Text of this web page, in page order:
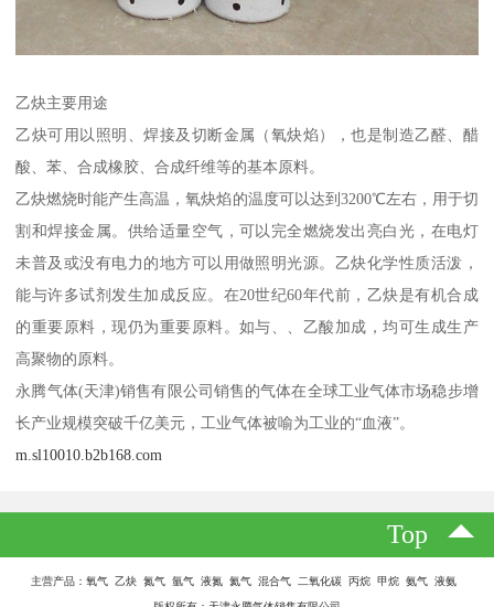
乙炔主要用途
乙炔可用以照明、焊接及切断金属（氧炔焰），也是制造乙醛、醋
酸、苯、合成橡胶、合成纤维等的基本原料。
乙炔燃烧时能产生高温，氧炔焰的温度可以达到3200℃左右，用于切
割和焊接金属。供给适量空气，可以完全燃烧发出亮白光，在电灯
未普及或没有电力的地方可以用做照明光源。乙炔化学性质活泼，
能与许多试剂发生加成反应。在20世纪60年代前，乙炔是有机合成
的重要原料，现仍为重要原料。如与、、乙酸加成，均可生成生产
高聚物的原料。
永腾气体(天津)销售有限公司销售的气体在全球工业气体市场稳步增
长产业规模突破千亿美元，工业气体被喻为工业的“血液”。
m.sl10010.b2b168.com
Top
主营产品：氧气 乙炔 氮气 氩气 液氮 氦气 混合气 二氧化碳 丙烷 甲烷 氨气 液氨